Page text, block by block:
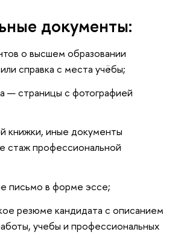
документы:
о высшем образовании
справка с места учёбы;
— страницы с фотографией
книжки, иные документы
стаж профессиональной
письмо в форме эссе;
резюме кандидата с описанием
учебы и профессиональных